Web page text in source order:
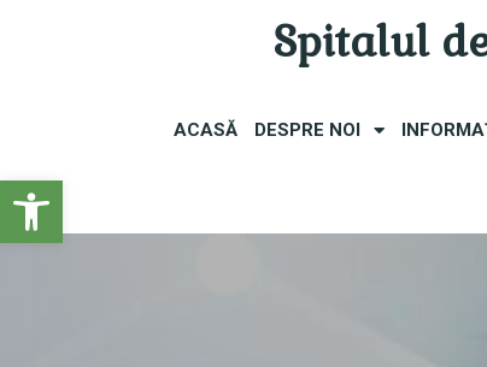
Open toolbar
Spitalul
ACASĂ DESPRE NOI